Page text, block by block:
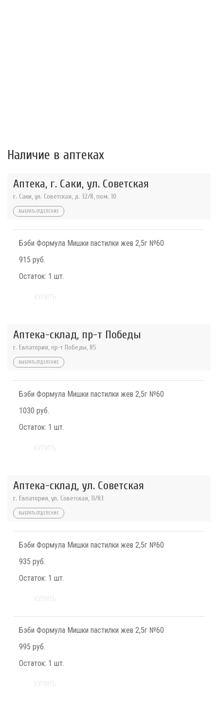
Наличие в аптеках
Аптека, г. Саки, ул. Советская
г. Саки, ул. Советская, д. 32/8, пом. 10
ВЫБРАТЬ ОТДЕЛЕНИЕ
Бэби Формула Мишки пастилки жев 2,5г №60
915 руб.
Остаток: 1 шт.
Аптека-склад, пр-т Победы
г. Евпатория, пр-т Победы, 85
ВЫБРАТЬ ОТДЕЛЕНИЕ
Бэби Формула Мишки пастилки жев 2,5г №60
1030 руб.
Остаток: 1 шт.
Аптека-склад, ул. Советская
г. Евпатория, ул. Советская, 11/83
ВЫБРАТЬ ОТДЕЛЕНИЕ
Бэби Формула Мишки пастилки жев 2,5г №60
935 руб.
Остаток: 1 шт.
Бэби Формула Мишки пастилки жев 2,5г №60
995 руб.
Остаток: 1 шт.